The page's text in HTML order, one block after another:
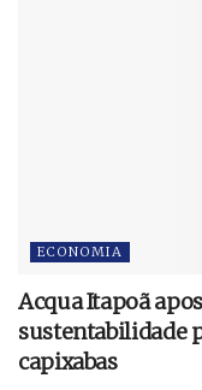
ECONOMIA
Acqua Itapoã
sustentabilidade
capixabas